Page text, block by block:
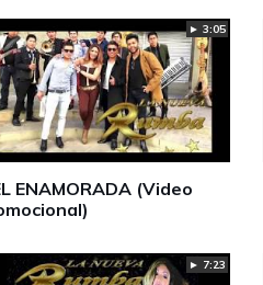
► 3:05
ENAMORADA (Video
► 7:23